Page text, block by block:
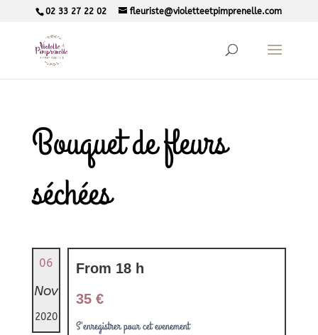
02 33 27 22 02 fleuriste@violetteetpimprenelle.com
Bouquet de fleurs
séchées
06
Nov
2020
From 18 h
35 €
S'enregistrer pour cet evenement